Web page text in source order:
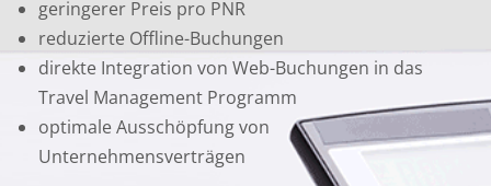
geringerer Preis pro PNR
reduzierte Offline-Buchungen
direkte Integration von Web-Buchungen in das
Travel Management Programm
optimale Ausschöpfung von
Unternehmensverträgen